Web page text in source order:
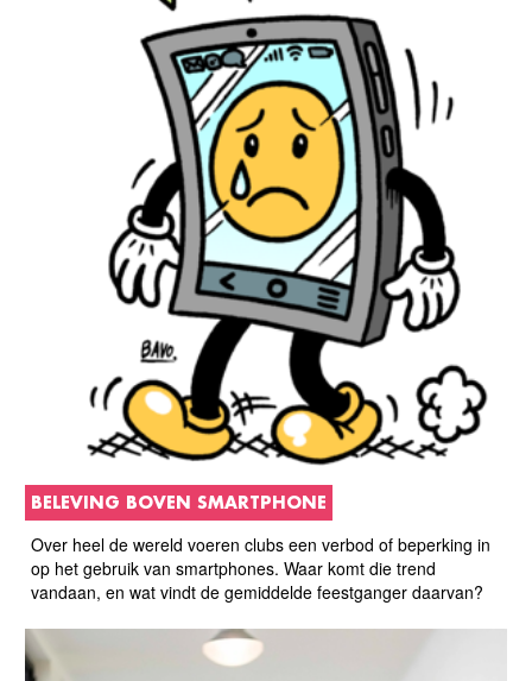
BELEVING BOVEN SMARTPHONE
Over heel de wereld voeren clubs een verbod of beperking in
op het gebruik van smartphones. Waar komt die trend
vandaan, en wat vindt de gemiddelde feestganger daarvan?